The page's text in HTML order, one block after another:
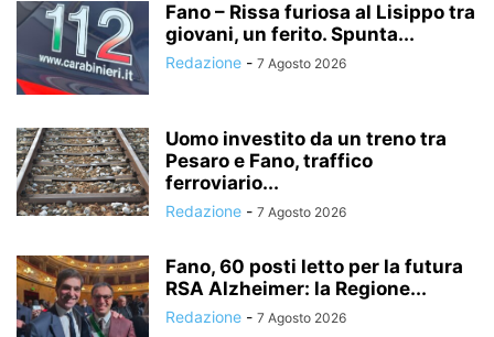
Fano – Rissa furiosa al Lisippo tra
giovani, un ferito. Spunta...
Redazione - 7 Agosto 2026
Uomo investito da un treno tra
Pesaro e Fano, traffico
ferroviario...
Redazione - 7 Agosto 2026
Fano, 60 posti letto per la futura
RSA Alzheimer: la Regione...
Redazione - 7 Agosto 2026